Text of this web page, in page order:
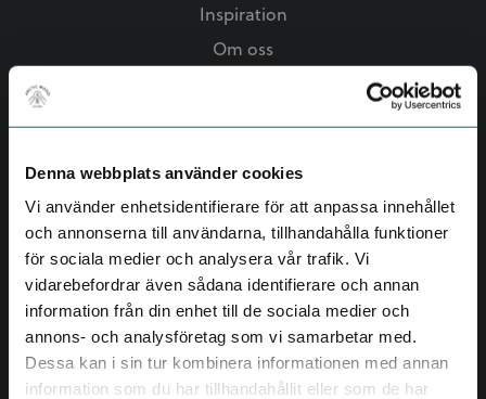
Denna webbplats använder cookies
Vi använder enhetsidentifierare för att anpassa innehållet
och annonserna till användarna, tillhandahålla funktioner
för sociala medier och analysera vår trafik. Vi
vidarebefordrar även sådana identifierare och annan
information från din enhet till de sociala medier och
annons- och analysföretag som vi samarbetar med.
Dessa kan i sin tur kombinera informationen med annan
information som du har tillhandahållit eller som de har
Inspiration
Om oss
Bastu
Carport
Fritidshus
Garage
Grillkåta
Lusthus